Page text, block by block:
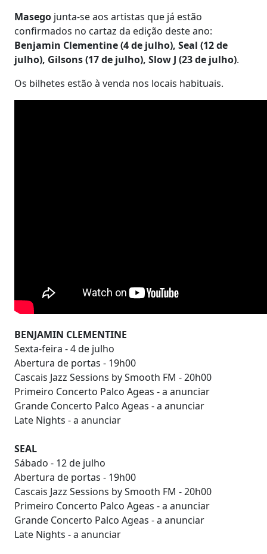
Masego junta-se aos artistas que já estão
confirmados no cartaz da edição deste ano:
Benjamin Clementine (4 de julho), Seal (12 de
julho), Gilsons (17 de julho), Slow J (23 de julho).
Os bilhetes estão à venda nos locais habituais.
BENJAMIN CLEMENTINE
Sexta-feira - 4 de julho
Abertura de portas - 19h00
Cascais Jazz Sessions by Smooth FM - 20h00
Primeiro Concerto Palco Ageas - a anunciar
Grande Concerto Palco Ageas - a anunciar
Late Nights - a anunciar
SEAL
Sábado - 12 de julho
Abertura de portas - 19h00
Cascais Jazz Sessions by Smooth FM - 20h00
Primeiro Concerto Palco Ageas - a anunciar
Grande Concerto Palco Ageas - a anunciar
Late Nights - a anunciar